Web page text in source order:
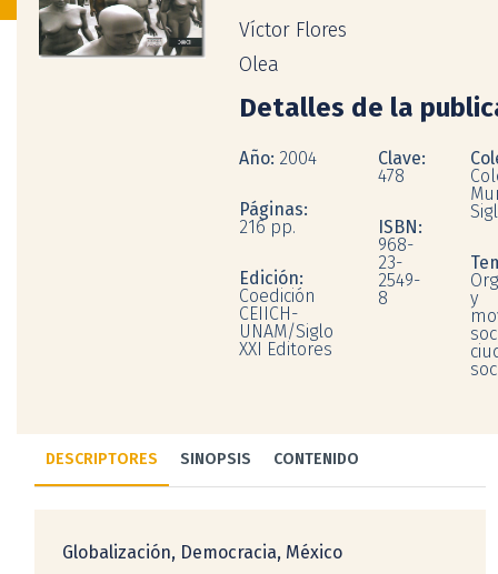
Víctor Flores
Olea
Detalles de la
Año: 2004
Páginas:
216 pp.
Edición:
Coedición
CEIICH-
UNAM/Siglo
XXI Editores
Clave:
478
ISBN:
968-
23-
2549-
8
y
DESCRIPTORES SINOPSIS CONTENIDO
Globalización, Democracia, México